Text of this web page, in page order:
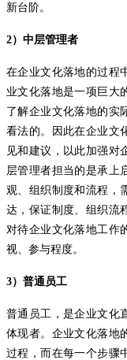
新台阶。
2）中层管理者
在企业文化落地的过程
业文化落地是一项巨大
了解企业文化落地的实
看法的。因此在企业文
见和建议，以此加强对
层管理者担当的是承上
观、组织制度和流程，
达，保证制度、组织流
对待企业文化落地工作
视、参与程度。
3）普通员工
普通员工，是企业文化
体现者。企业文化落地
过程，而在每一个步骤